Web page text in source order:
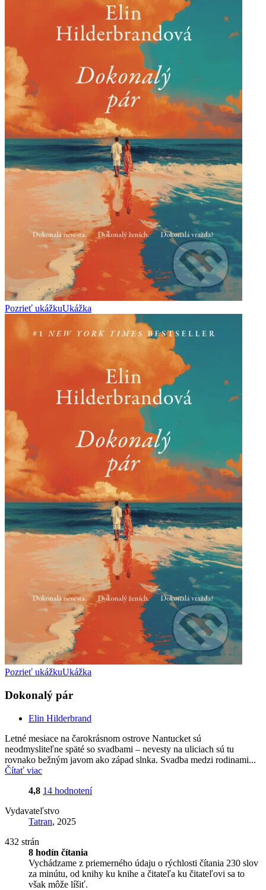
Pozrieť ukážkuUkážka
Pozrieť ukážkuUkážka
Dokonalý pár
Elin Hilderbrand
Letné mesiace na čarokrásnom ostrove Nantucket sú
neodmysliteľne späté so svadbami – nevesty na uliciach sú tu
rovnako bežným javom ako západ slnka. Svadba medzi rodinami...
Čítať viac
4,8 14 hodnotení
Vydavateľstvo
Tatran, 2025
432 strán
8 hodín čítania
Vychádzame z priemerného údaju o rýchlosti čítania 230 slov
za minútu, od knihy ku knihe a čitateľa ku čitateľovi sa to
však môže líšiť.